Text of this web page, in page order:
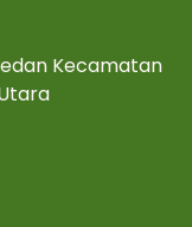
Kecamatan